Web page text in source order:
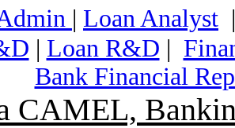
| Loan Analyst
| Loan R&D |
Bank Financial
CAMEL,